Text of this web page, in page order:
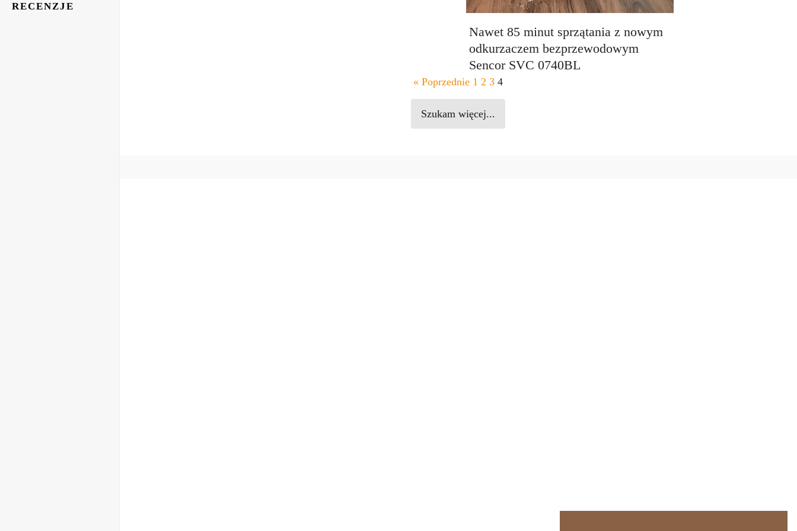
RECENZJE
Nawet 85 minut sprzątania z nowym
odkurzaczem bezprzewodowym
Sencor SVC 0740BL
« Poprzednie 1 2 3 4
Szukam więcej...